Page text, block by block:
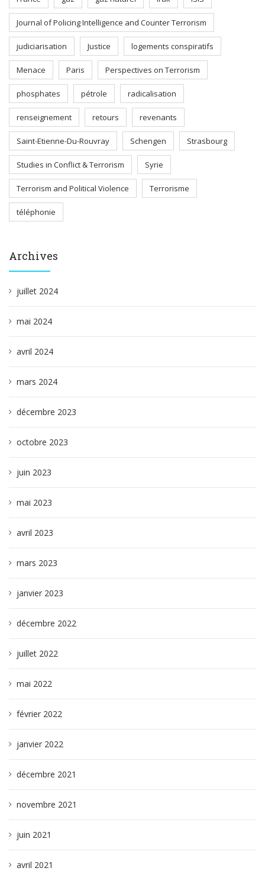
Journal of Policing Intelligence and Counter Terrorism
judiciarisation Justice logements conspiratifs
Menace Paris Perspectives on Terrorism
phosphates pétrole radicalisation
renseignement retours revenants
Saint-Etienne-Du-Rouvray Schengen Strasbourg
Studies in Conflict & Terrorism Syrie
Terrorism and Political Violence Terrorisme
téléphonie
Archives
juillet 2024
mai 2024
avril 2024
mars 2024
décembre 2023
octobre 2023
juin 2023
mai 2023
avril 2023
mars 2023
janvier 2023
décembre 2022
juillet 2022
mai 2022
février 2022
janvier 2022
décembre 2021
novembre 2021
juin 2021
avril 2021